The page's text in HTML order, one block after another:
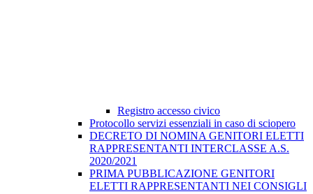
Registro accesso civico
Protocollo servizi essenziali in caso di sciopero
DECRETO DI NOMINA GENITORI ELETTI
RAPPRESENTANTI INTERCLASSE A.S.
2020/2021
PRIMA PUBBLICAZIONE GENITORI
ELETTI RAPPRESENTANTI NEI CONSIGLI